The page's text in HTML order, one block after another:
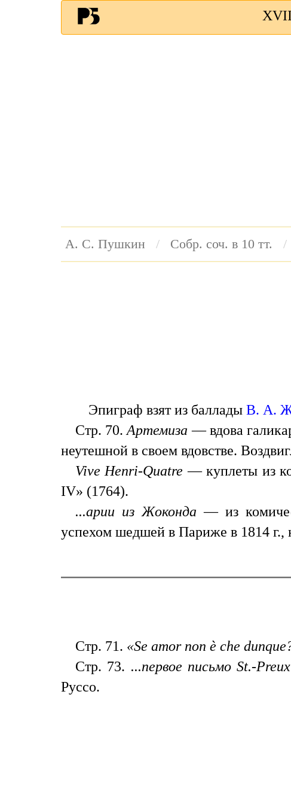
А. С. Пушкин Собр. соч. в 10 тт.
Эпиграф взят из баллады В. А.
Стр. 70.Артемиза — вдова
неутешной в своем вдовстве.
Vive Henri-Quatre — куплеты из
IV» (1764).
...арии из Жоконда — из
успехом шедшей в Париже в 1814 г.,
Стр. 71. «Se amоr non è che
Стр. 73. ...первое письмо St.-Preux
Руссо.